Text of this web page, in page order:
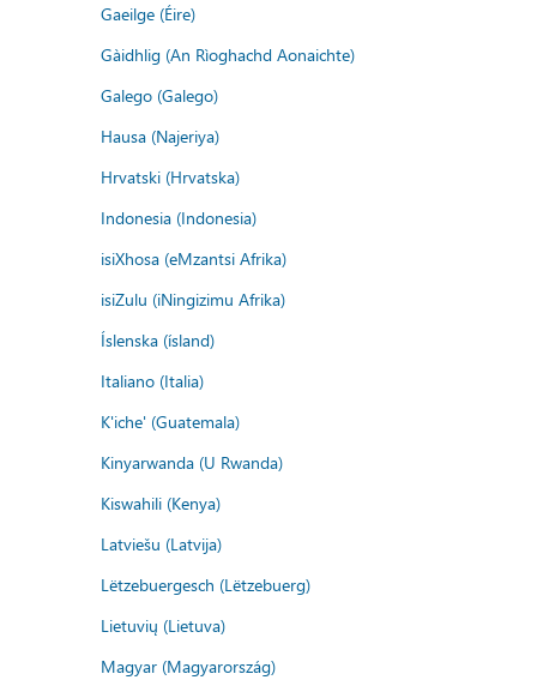
Gaeilge (Éire)
Gàidhlig (An Rìoghachd Aonaichte)
Galego (Galego)
Hausa (Najeriya)
Hrvatski (Hrvatska)
Indonesia (Indonesia)
isiXhosa (eMzantsi Afrika)
isiZulu (iNingizimu Afrika)
Íslenska (ísland)
Italiano (Italia)
K'iche' (Guatemala)
Kinyarwanda (U Rwanda)
Kiswahili (Kenya)
Latviešu (Latvija)
Lëtzebuergesch (Lëtzebuerg)
Lietuvių (Lietuva)
Magyar (Magyarország)